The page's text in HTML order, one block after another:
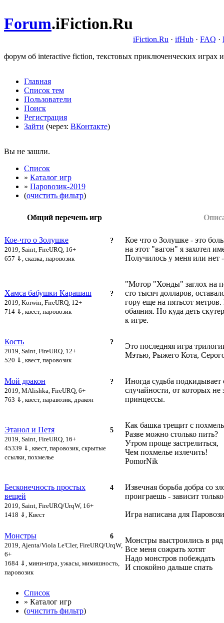
Forum.iFiction.Ru
iFiction.Ru · ifHub · FAQ ·
форум об interactive fiction, текстовых приключенческих играх
Главная
Список тем
Пользователи
Поиск
Регистрация
Зайти (через: ВКонтакте)
Вы не зашли.
Список
» Каталог игр
» Паровозик-2019
(очистить фильтр)
Общий перечень игр
?
Кое-что о Золушке
2019, Saint, FireURQ, 16+
657 ⇓ , сказка, паровозик
Кое что о Золушке - это
на этот "вагон" я захотел
Получилось у меня или нет
?
Хамса бабушки Карашаш
2019, Korwin, FireURQ, 12+
714 ⇓ , квест, паровозик
"Мотор "Хонды" заглох на
сто тысяч долларов,
гору еще на пятьсот
обаяния. Но куда деть
к игре.
?
Кость
2019, Saint, FireURQ, 12+
520 ⇓ , квест, паровозик
Это последняя игра
Мэтью, Рыжего Кота,
?
Мой дракон
2019, MAlishka, FireURQ, 6+
763 ⇓ , квест, паравозик, дракон
Иногда судьба
случайности, от которых не
принцессы.
5
Этанол и Петя
2019, Saint, FireURQ, 16+
45339 ⇓ , квест, паровозик, скрытые
ссылки, похмелье
Как башка трещит с
Разве можно столько пить?
Утром проще застрелиться,
Чем похмелье излечить!
PomorNik
4
Бесконечность простых
вещей
2019, Saint, FireURQ/UrqW, 16+
1418 ⇓ , Квест
Извечная борьба добра со
проиграешь - зависит
Игра написана для
6
Монстры
2019, Ajenta/Viola Le'Cler, FireURQ/UrqW,
6+
1684 ⇓ , мини-игра, ужасы, мимишность,
паровозик
Монстры выстроились в ряд
Все меня сожрать хотят
Надо монстров побеждать
И спокойно дальше спать
Список
» Каталог игр
(очистить фильтр)